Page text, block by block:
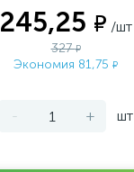
245,25 ₽ /шт
327₽
Экономия 81,75 ₽
- + шт